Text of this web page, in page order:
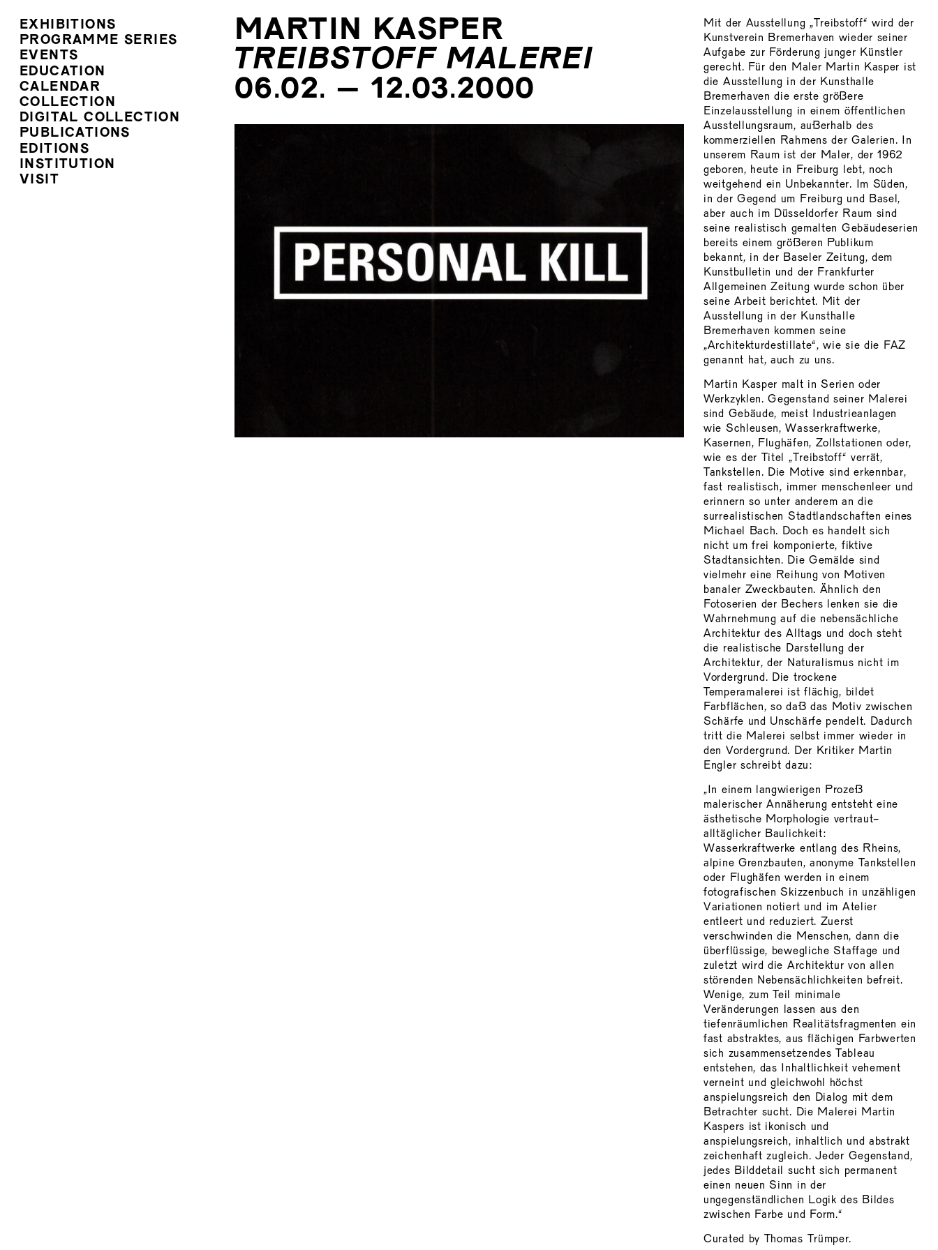
EXHIBITIONS
PROGRAMME SERIES
EVENTS
EDUCATION
CALENDAR
COLLECTION
DIGITAL COLLECTION
PUBLICATIONS
EDITIONS
INSTITUTION
VISIT
MARTIN KASPER
TREIBSTOFF MALEREI
06.02. – 12.03.2000
Mit der Ausstellung „Treibstoff“ wird der
Kunstverein Bremerhaven wieder seiner
Aufgabe zur Förderung junger Künstler
gerecht. Für den Maler Martin Kasper ist
die Ausstellung in der Kunsthalle
Bremerhaven die erste größere
Einzelausstellung in einem öffentlichen
Ausstellungsraum, außerhalb des
kommerziellen Rahmens der Galerien. In
unserem Raum ist der Maler, der 1962
geboren, heute in Freiburg lebt, noch
weitgehend ein Unbekannter. Im Süden,
in der Gegend um Freiburg und Basel,
aber auch im Düsseldorfer Raum sind
seine realistisch gemalten Gebäudeserien
bereits einem größeren Publikum
bekannt, in der Baseler Zeitung, dem
Kunstbulletin und der Frankfurter
Allgemeinen Zeitung wurde schon über
seine Arbeit berichtet. Mit der
Ausstellung in der Kunsthalle
Bremerhaven kommen seine
„Architekturdestillate“, wie sie die FAZ
genannt hat, auch zu uns.
Martin Kasper malt in Serien oder
Werkzyklen. Gegenstand seiner Malerei
sind Gebäude, meist Industrieanlagen
wie Schleusen, Wasserkraftwerke,
Kasernen, Flughäfen, Zollstationen oder,
wie es der Titel „Treibstoff“ verrät,
Tankstellen. Die Motive sind erkennbar,
fast realistisch, immer menschenleer und
erinnern so unter anderem an die
surrealistischen Stadtlandschaften eines
Michael Bach. Doch es handelt sich
nicht um frei komponierte, fiktive
Stadtansichten. Die Gemälde sind
vielmehr eine Reihung von Motiven
banaler Zweckbauten. Ähnlich den
Fotoserien der Bechers lenken sie die
Wahrnehmung auf die nebensächliche
Architektur des Alltags und doch steht
die realistische Darstellung der
Architektur, der Naturalismus nicht im
Vordergrund. Die trockene
Temperamalerei ist flächig, bildet
Farbflächen, so daß das Motiv zwischen
Schärfe und Unschärfe pendelt. Dadurch
tritt die Malerei selbst immer wieder in
den Vordergrund. Der Kritiker Martin
Engler schreibt dazu:
„In einem langwierigen Prozeß
malerischer Annäherung entsteht eine
ästhetische Morphologie vertraut-
alltäglicher Baulichkeit:
Wasserkraftwerke entlang des Rheins,
alpine Grenzbauten, anonyme Tankstellen
oder Flughäfen werden in einem
fotografischen Skizzenbuch in unzähligen
Variationen notiert und im Atelier
entleert und reduziert. Zuerst
verschwinden die Menschen, dann die
überflüssige, bewegliche Staffage und
zuletzt wird die Architektur von allen
störenden Nebensächlichkeiten befreit.
Wenige, zum Teil minimale
Veränderungen lassen aus den
tiefenräumlichen Realitätsfragmenten ein
fast abstraktes, aus flächigen Farbwerten
sich zusammensetzendes Tableau
entstehen, das Inhaltlichkeit vehement
verneint und gleichwohl höchst
anspielungsreich den Dialog mit dem
Betrachter sucht. Die Malerei Martin
Kaspers ist ikonisch und
anspielungsreich, inhaltlich und abstrakt
zeichenhaft zugleich. Jeder Gegenstand,
jedes Bilddetail sucht sich permanent
einen neuen Sinn in der
ungegenständlichen Logik des Bildes
zwischen Farbe und Form.“
Curated by Thomas Trümper.